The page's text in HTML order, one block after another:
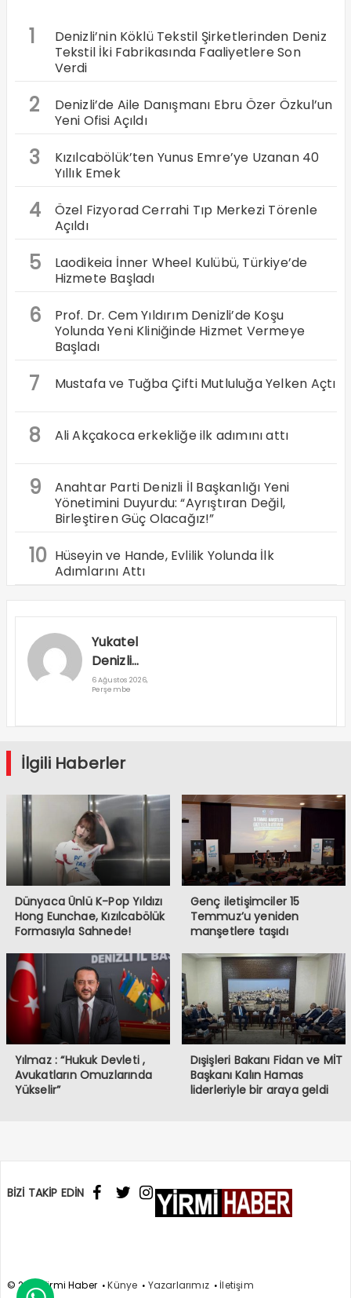
1
Denizli’nin Köklü Tekstil Şirketlerinden Deniz
Tekstil İki Fabrikasında Faaliyetlere Son
Verdi
2
Denizli’de Aile Danışmanı Ebru Özer Özkul’un
Yeni Ofisi Açıldı
3
Kızılcabölük’ten Yunus Emre’ye Uzanan 40
Yıllık Emek
4
Özel Fizyorad Cerrahi Tıp Merkezi Törenle
Açıldı
5
Laodikeia İnner Wheel Kulübü, Türkiye’de
Hizmete Başladı
6
Prof. Dr. Cem Yıldırım Denizli’de Koşu
Yolunda Yeni Kliniğinde Hizmet Vermeye
Başladı
7 Mustafa ve Tuğba Çifti Mutluluğa Yelken Açtı
8 Ali Akçakoca erkekliğe ilk adımını attı
9
Anahtar Parti Denizli İl Başkanlığı Yeni
Yönetimini Duyurdu: “Ayrıştıran Değil,
Birleştiren Güç Olacağız!”
10 Hüseyin ve Hande, Evlilik Yolunda İlk
Adımlarını Attı
Yukatel
Denizli
Basket’in
Süper Lig
Başlıyor
6 Ağustos 2026,
Perşembe
İlgili Haberler
Dünyaca Ünlü K-Pop Yıldızı
Hong Eunchae, Kızılcabölük
Formasıyla Sahnede!
Genç iletişimciler 15
Temmuz’u yeniden
manşetlere taşıdı
Yılmaz : “Hukuk Devleti ,
Avukatların Omuzlarında
Yükselir”
Dışişleri Bakanı Fidan ve MİT
Başkanı Kalın Hamas
liderleriyle bir araya geldi
BİZİ TAKİP EDİN
© 2017 Yirmi Haber Künye Yazarlarımız İletişim